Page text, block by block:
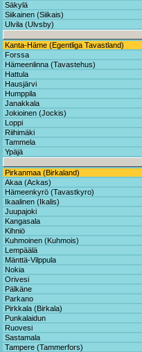
Säkylä
Siikainen (Siikais)
Ulvila (Ulvsby)
Kanta-Häme (Egentliga Tavastland)
Forssa
Hämeenlinna (Tavastehus)
Hattula
Hausjärvi
Humppila
Janakkala
Jokioinen (Jockis)
Loppi
Riihimäki
Tammela
Ypäjä
Pirkanmaa (Birkaland)
Akaa (Ackas)
Hämeenkyrö (Tavastkyro)
Ikaalinen (Ikalis)
Juupajoki
Kangasala
Kihniö
Kuhmoinen (Kuhmois)
Lempäälä
Mänttä-Vilppula
Nokia
Orivesi
Pälkäne
Parkano
Pirkkala (Birkala)
Punkalaidun
Ruovesi
Sastamala
Tampere (Tammerfors)